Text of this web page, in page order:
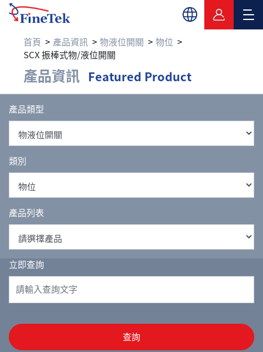
首頁 產品資訊 物液位開關
物位
SCX 振棒式物/液位開關
產品資訊 Featured Product
產品類型
類別
產品列表
立即查詢
查詢